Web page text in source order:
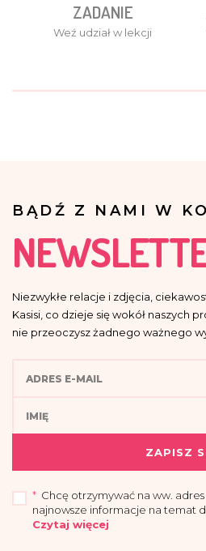
ZADANIE
Weź udział w lekcji
BĄDŹ Z NAMI W
Niezwykłe relacje i zdjęcia,
Kasisi, co dzieje się wokół naszych
nie przeoczysz żadnego ważnego
ZAPISZ
* Chcę otrzymywać na ww.
najnowsze informacje na temat
Czytaj więcej